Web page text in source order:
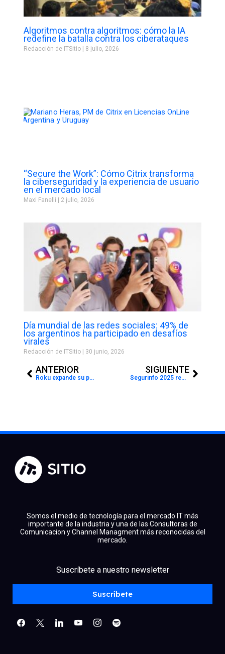
Algoritmos contra algoritmos: cómo la IA
redefine la batalla contra los ciberataques
Redacción de ITSitio 8 julio, 2026
“Secure the Work”: Cómo Citrix transforma
la ciberseguridad y la experiencia de usuario
en el mercado local
Maxi Fanelli 2 julio, 2026
Día mundial de las redes sociales: 49% de
los argentinos ha participado en desafíos
virales
Redacción de ITSitio 30 junio, 2026
ANTERIOR
Roku expande su portafolio de productos en Argentina
SIGUIENTE
Segurinfo 2025 redefinió prioridades en seguridad digital
Somos el medio de tecnología para el mercado IT más
importante de la industria y una de las Consultoras de
Comunicacion y Channel Managment más reconocidas del
mercado.
Suscríbete a nuestro newsletter
Suscríbete
linkedinyoutubeinstagram
spotify